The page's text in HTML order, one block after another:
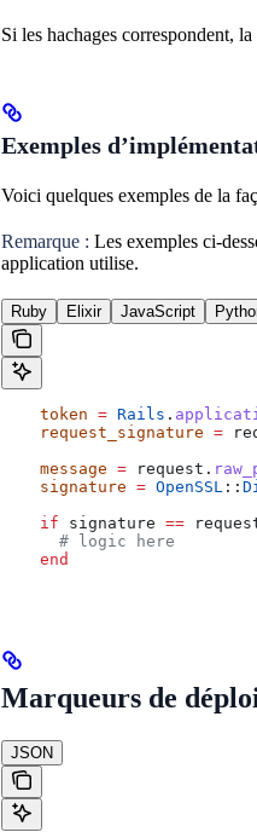
Si les hachages correspondent,
Exemples
Voici quelques exemples de la
Remarque : Les exemples ci-
application utilise.
Ruby Elixir JavaScript
    token
= Rails .
    request_signature
=
    message
= request.
    signature
= OpenSSL ::
    if
signature ==
      # logic here
    end
Marqueurs de
JSON